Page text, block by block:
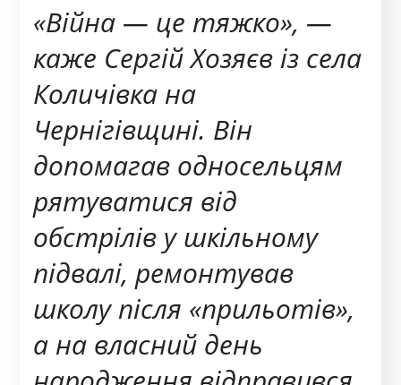
«Війна — це тяжко», —
каже Сергій Хозяєв із села
Количівка на
Чернігівщині. Він
допомагав односельцям
рятуватися від
обстрілів у шкільному
підвалі, ремонтував
школу після «прильотів»,
а на власний день